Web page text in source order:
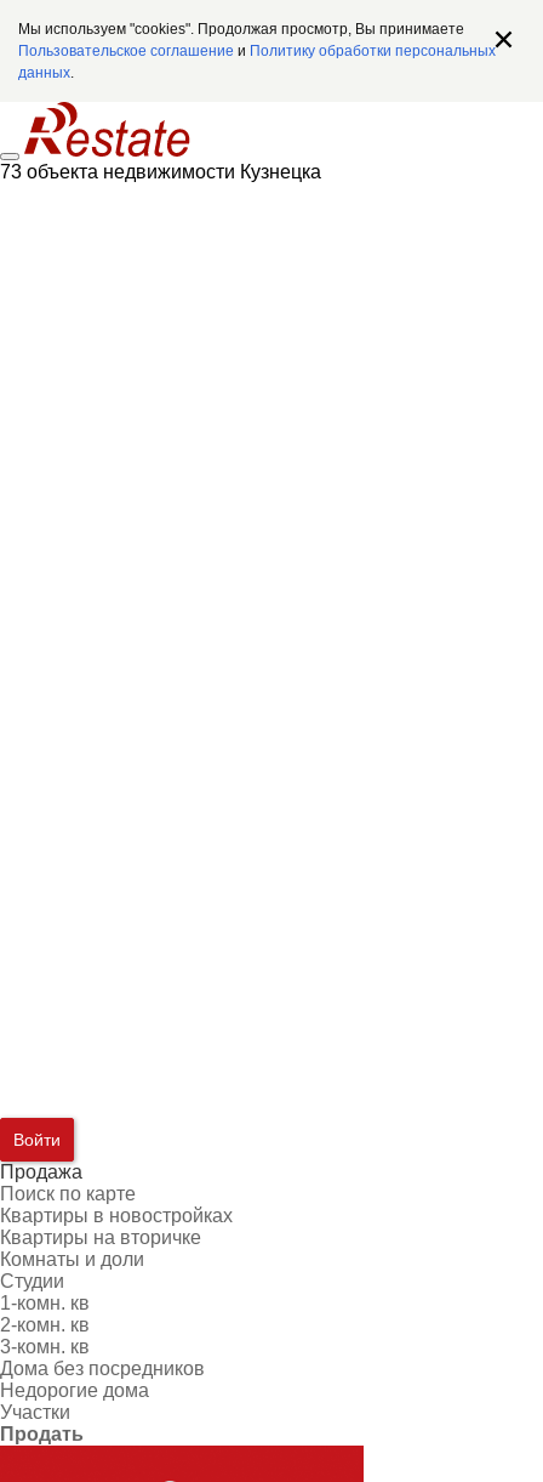
Мы используем "cookies". Продолжая просмотр, Вы принимаете
Пользовательское соглашение и Политику обработки персональных
данных.
73 объекта недвижимости Кузнецка
Войти
Продажа
Поиск по карте
Квартиры в новостройках
Квартиры на вторичке
Комнаты и доли
Студии
1-комн. кв
2-комн. кв
3-комн. кв
Дома без посредников
Недорогие дома
Участки
Продать